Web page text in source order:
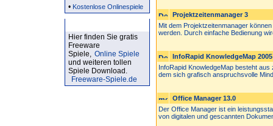
• Kostenlose Onlinespiele
Hier finden Sie gratis
Freeware
Spiele, Online Spiele
und weiteren tollen
Spiele Download.
Freeware-Spiele.de
Projektzeitenmanager 3
Mit dem Projektzeitenmanager
werden. Durch einfache Bedienung
InfoRapid KnowledgeMap 2005
InfoRapid KnowledgeMap besteht
dem sich grafisch anspruchsvolle
Office Manager 13.0
Der Office Manager ist ein
von digitalen und gescannten